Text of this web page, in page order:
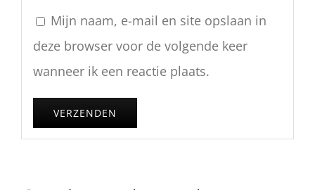
Mijn naam, e-mail en site opslaan in
deze browser voor de volgende keer
wanneer ik een reactie plaats.